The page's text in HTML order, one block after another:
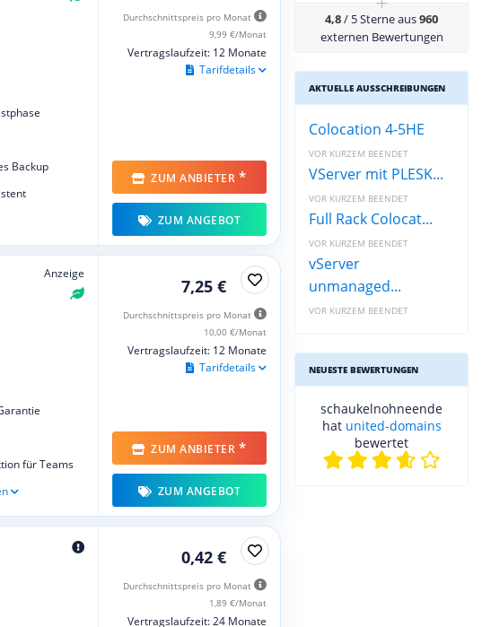
Backup
Durchschnittspreis pro Monat
9,99 €/Monat
Vertragslaufzeit: 12 Monate
Tarifdetails
ZUM ANBIETER *
ZUM ANGEBOT
Anzeige
für Teams
7,25 €
Durchschnittspreis pro Monat
10,00 €/Monat
Vertragslaufzeit: 12 Monate
Tarifdetails
ZUM ANBIETER *
ZUM ANGEBOT
0,42 €
Durchschnittspreis pro Monat
1,89 €/Monat
Vertragslaufzeit: 24 Monate
4,8/ 5 Sterne aus960
externen Bewertungen
AKTUELLE AUSSCHREIBUNGEN
Colocation 4-5HE
VOR KURZEM BEENDET
VServer mit PLESK...
VOR KURZEM BEENDET
Full Rack Colocat...
VOR KURZEM BEENDET
vServer
unmanaged...
VOR KURZEM BEENDET
NEUESTE BEWERTUNGEN
schaukelnohneende
hat united-domains
bewertet